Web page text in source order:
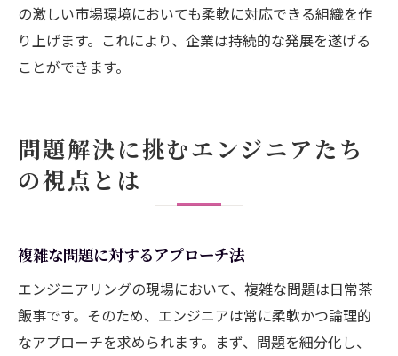
の激しい市場環境においても柔軟に対応できる組織を作
り上げます。これにより、企業は持続的な発展を遂げる
ことができます。
問題解決に挑むエンジニアたち
の視点とは
複雑な問題に対するアプローチ法
エンジニアリングの現場において、複雑な問題は日常茶
飯事です。そのため、エンジニアは常に柔軟かつ論理的
なアプローチを求められます。まず、問題を細分化し、